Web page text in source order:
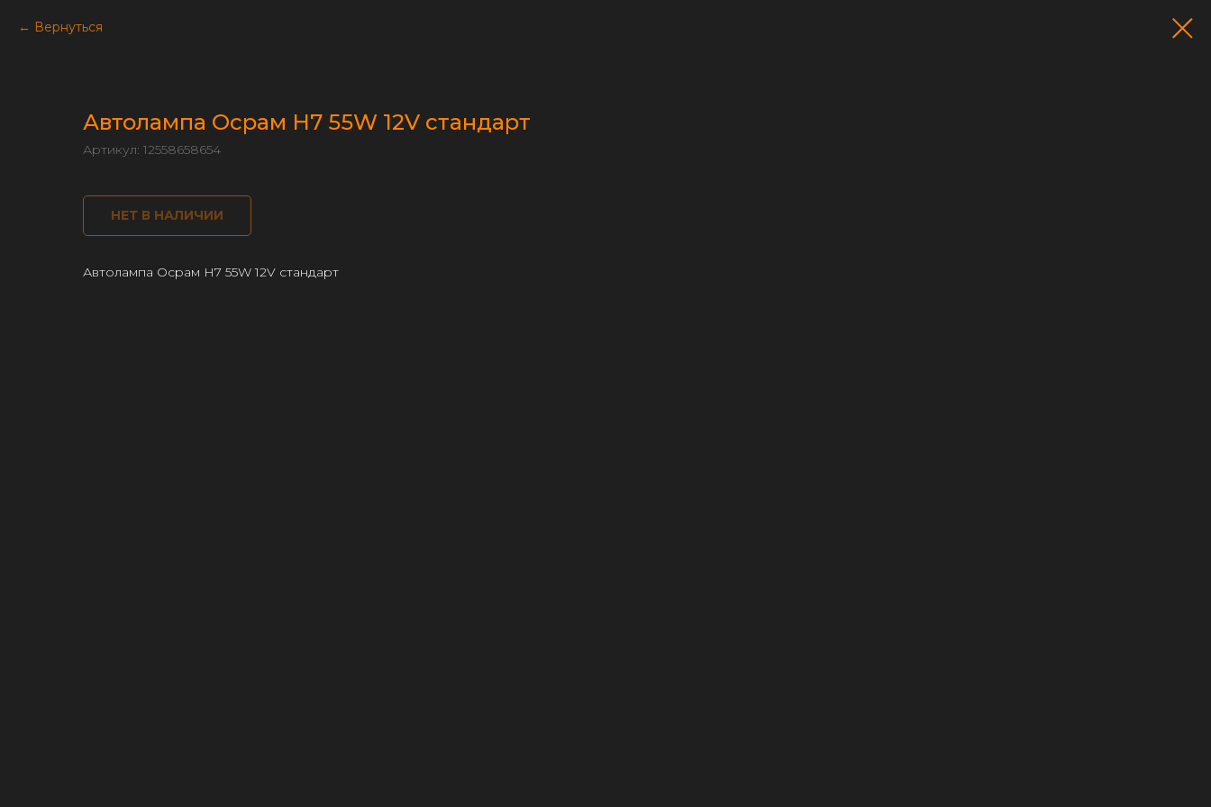
Вернуться
Автолампа Осрам H7 55W 12V стандарт
Артикул: 12558658654
НЕТ В НАЛИЧИИ
Автолампа Осрам H7 55W 12V стандарт